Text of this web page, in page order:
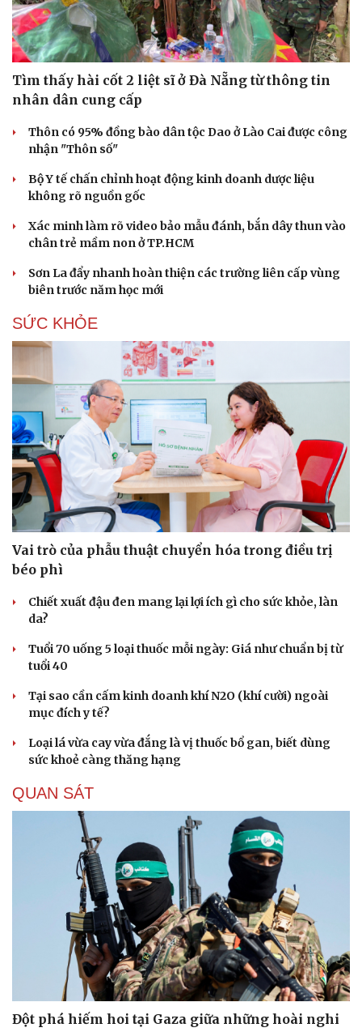
Tư vấn
Săn Tour
check-in
Câu chuyện thời sự
Đọc truyện đêm khuya
Cửa sổ tình yêu
Kể chuyện cho bé
Hạt giống tâm hồn
Tìm thấy hài cốt 2 liệt sĩ ở Đà Nẵng từ thông tin
nhân dân cung cấp
Thôn có 95% đồng bào dân tộc Dao ở Lào Cai được công
nhận "Thôn số"
Bộ Y tế chấn chỉnh hoạt động kinh doanh dược liệu
không rõ nguồn gốc
Xác minh làm rõ video bảo mẫu đánh, bắn dây thun vào
chân trẻ mầm non ở TP.HCM
Sơn La đẩy nhanh hoàn thiện các trường liên cấp vùng
biên trước năm học mới
SỨC KHỎE
Vai trò của phẫu thuật chuyển hóa trong điều trị
béo phì
Chiết xuất đậu đen mang lại lợi ích gì cho sức khỏe, làn
da?
Tuổi 70 uống 5 loại thuốc mỗi ngày: Giá như chuẩn bị từ
tuổi 40
Tại sao cần cấm kinh doanh khí N2O (khí cười) ngoài
mục đích y tế?
Loại lá vừa cay vừa đắng là vị thuốc bổ gan, biết dùng
sức khoẻ càng thăng hạng
QUAN SÁT
Đột phá hiếm hoi tại Gaza giữa những hoài nghi